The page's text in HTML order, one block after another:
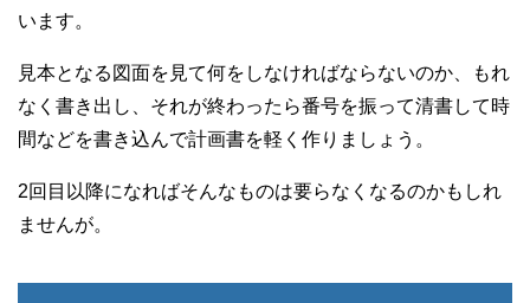
います。
見本となる図面を見て何をしなければならないのか、もれ
なく書き出し、それが終わったら番号を振って清書して時
間などを書き込んで計画書を軽く作りましょう。
2回目以降になればそんなものは要らなくなるのかもしれ
ませんが。